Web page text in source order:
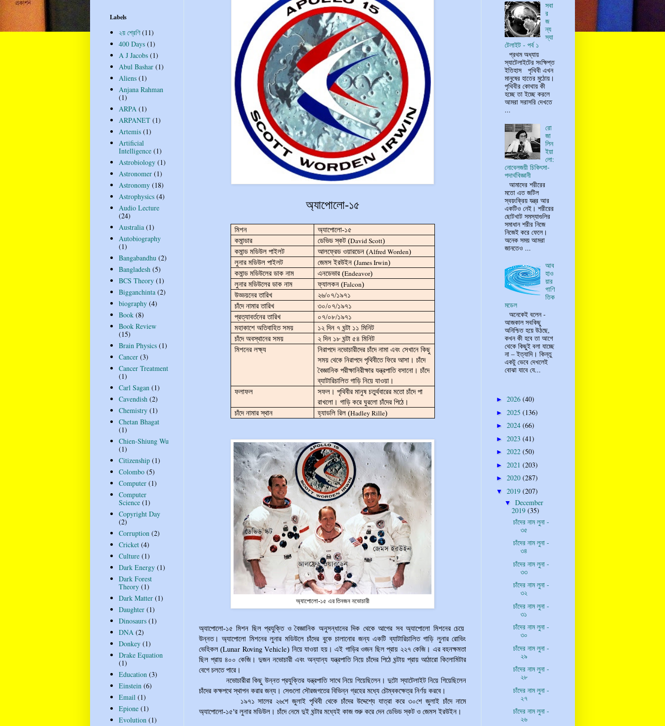
অ্যাপোলো-১৫
মিশন
অ্যাপোলো-১৫
কমান্ডার
ডেভিড স্কট (David Scott)
কমান্ড মডিউল পাইলট
আলফ্রেড ওয়ারডেন (Alfred Worden)
লুনার মডিউল পাইলট
জেমস ইরউইন (James Irwin)
কমান্ড মডিউলের ডাক নাম
এনডেভার (Endeavor)
লুনার মডিউলের ডাক নাম
ফ্যালকন (Falcon)
উড্ডয়নের তারিখ
২৬/০৭/১৯৭১
চাঁদে নামার তারিখ
৩০/০৭/১৯৭১
প্রত্যাবর্তনের তারিখ
০৭/০৮/১৯৭১
মহাকাশে অতিবাহিত সময়
১২ দিন ৭ ঘন্টা ১১ মিনিট
চাঁদে অবস্থানের সময়
২ দিন ১৮ ঘন্টা ৫৪ মিনিট
মিশনের লক্ষ্য
নিরাপদে নভোচারীদের চাঁদে নামা এবং সেখানে কিছু
সময় থেকে নিরাপদে পৃথিবীতে ফিরে আসা। চাঁদে
বৈজ্ঞানিক পরীক্ষানিরীক্ষার যন্ত্রপাতি বসানো। চাঁদে
ব্যাটারিচালিত গাড়ি নিয়ে যাওয়া।
ফলাফল
সফল। পৃথিবীর মানুষ চতুর্থবারের মতো চাঁদে পা
রাখলো। গাড়ি করে ঘুরলো চাঁদের পিঠে।
চাঁদে নামার স্থান
হ্যাডলি রিল (Hadley Rille)
অ্যাপোলো-১৫ এর তিনজন নভোচারী
অ্যাপোলো-১৫ মিশন ছিল প্রযুক্তি ও বৈজ্ঞানিক অনুসন্ধানের দিক থেকে আগের সব অ্যাপোলো মিশনের চেয়ে
উন্নত। অ্যাপোলো মিশনের লুনার মডিউলে চাঁদের বুকে চালানোর জন্য একটি ব্যাটারিচালিত গাড়ি লুনার রোভিং
ভেহিকল (Lunar Roving Vehicle) নিয়ে যাওয়া হয়। এই গাড়ির ওজন ছিল প্রায় ২২৭ কেজি। এর বহনক্ষমতা
ছিল প্রায় ৪০০ কেজি। দুজন নভোচারী এবং অন্যান্য যন্ত্রপাতি নিয়ে চাঁদের পিঠে ঘন্টায় প্রায় আঠারো কিলোমিটার
বেগে চলতে পারে।
নভোচারীরা কিছু উন্নত প্রযুক্তির যন্ত্রপাতি সাথে নিয়ে গিয়েছিলেন। দুটো স্যাটেলাইট নিয়ে গিয়েছিলেন
চাঁদের কক্ষপথে স্থাপন করার জন্য। সেগুলো সৌরজগতের বিভিন্ন গ্রহের মধ্যে চৌম্বকক্ষেত্র নির্ণয় করবে।
১৯৭১ সালের ২৬শে জুলাই পৃথিবী থেকে চাঁদের উদ্দেশ্যে যাত্রা করে ৩০শে জুলাই চাঁদে নামে
অ্যাপোলো-১৫'র লুনার মডিউল। চাঁদে নেমে দুই ঘন্টার মধ্যেই কাজ শুরু করে দেন ডেভিড স্কট ও জেমস ইরউইন।
Labels
২য় শ্রেণি (11)
400 Days (1)
A J Jacobs (1)
Abul Bashar (1)
Aliens (1)
Anjana Rahman
(1)
ARPA (1)
ARPANET (1)
Artemis (1)
Artificial
Intelligence (1)
Astrobiology (1)
Astronomer (1)
Astronomy (18)
Astrophysics (4)
Audio Lecture
(24)
Australia (1)
Autobiography
(1)
Bangabandhu (2)
Bangladesh (5)
BCS Theory (1)
Bigganchinta (2)
biography (4)
Book (8)
Book Review
(15)
Brain Physics (1)
Cancer (3)
Cancer Treatment
(1)
Carl Sagan (1)
Cavendish (2)
Chemistry (1)
Chetan Bhagat
(1)
Chien-Shiung Wu
(1)
Citizenship (1)
Colombo (5)
Computer (1)
Computer
Science (1)
Copyright Day
(2)
Corruption (2)
Cricket (4)
Culture (1)
Dark Energy (1)
Dark Forest
Theory (1)
Dark Matter (1)
Daughter (1)
Dinosaurs (1)
DNA (2)
Donkey (1)
Drake Equation
(1)
Education (3)
Einstein (6)
Email (1)
Epione (1)
Evolution (1)
সবা
র
জ
ন্য
স্যা
টেলাইট - পর্ব ১
প্রথম অধ্যায়
স্যাটেলাইটের সংক্ষিপ্ত
ইতিহাস পৃথিবী এখন
মানুষের হাতের মুঠোয়।
পৃথিবীর কোথায় কী
হচ্ছে তা ইচ্ছে করলে
আমরা সরাসরি দেখতে
...
রো
জা
লিন
ইয়া
লো:
নোবেলজয়ী চিকিৎসা-
পদার্থবিজ্ঞানী
আমাদের শরীরের
মতো এত জটিল
স্বয়ংক্রিয় যন্ত্র আর
একটিও নেই। শরীরের
ছোটখাট সমস্যাগুলির
সমাধান শরীর নিজে
নিজেই করে ফেলে।
অনেক সময় আমরা
জানতেও ...
আব
হাও
য়ার
গাণি
তিক
মডেল
অনেকেই বলেন -
আজকাল সবকিছু
অনিশ্চিত হয়ে উঠছে,
কখন কী হবে তা আগে
থেকে কিছুই বলা যাচ্ছে
না – ইত্যাদি। কিন্তু
একটু ভেবে দেখলেই
বোঝা যাবে যে...
► 2026 (40)
► 2025 (136)
► 2024 (66)
► 2023 (41)
► 2022 (50)
► 2021 (203)
► 2020 (287)
▼ 2019 (207)
▼ December
2019 (35)
চাঁদের নাম লুনা -
৩৫
চাঁদের নাম লুনা -
৩৪
চাঁদের নাম লুনা -
৩৩
চাঁদের নাম লুনা -
৩২
চাঁদের নাম লুনা -
৩১
চাঁদের নাম লুনা -
৩০
চাঁদের নাম লুনা -
২৯
চাঁদের নাম লুনা -
২৮
চাঁদের নাম লুনা -
২৭
চাঁদের নাম লুনা -
২৬